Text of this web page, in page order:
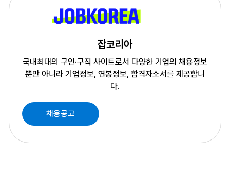
잡코리아
국내최대의 구인·구직 사이트로서 다양한 기업의 채용정보
뿐만 아니라 기업정보, 연봉정보, 합격자소서를 제공합니
다.
채용공고